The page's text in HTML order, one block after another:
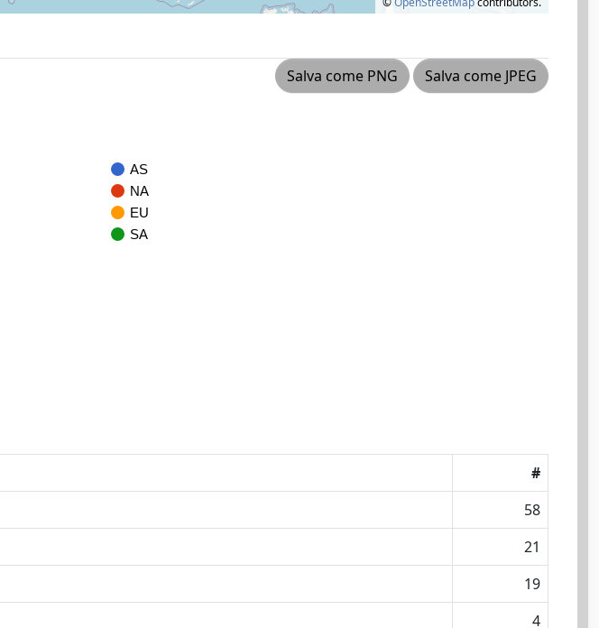
Salva come PNG
Salva come JPEG
AS
NA
EU
SA
#
58
21
19
4